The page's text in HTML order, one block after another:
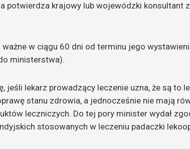
potwierdza krajowy lub wojewódzki konsultant
w ciągu 60 dni od terminu jego
ministerstwa).
jeśli lekarz prowadzący leczenie uzna, że są to
stanu zdrowia, a jednocześnie nie mają
leczniczych. Do tej pory minister wydał
stosowanych w leczeniu padaczki